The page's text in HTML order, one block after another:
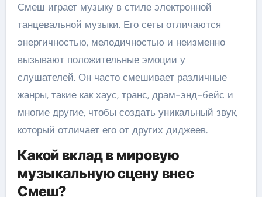
Смеш играет музыку в стиле электронной
танцевальной музыки. Его сеты отличаются
энергичностью, мелодичностью и неизменно
вызывают положительные эмоции у
слушателей. Он часто смешивает различные
жанры, такие как хаус, транс, драм-энд-бейс и
многие другие, чтобы создать уникальный звук,
который отличает его от других диджеев.
Какой вклад в мировую
музыкальную сцену внес
Смеш?